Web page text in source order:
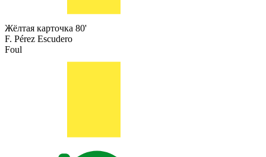
Жёлтая карточка 80'
F. Pérez Escudero
Foul